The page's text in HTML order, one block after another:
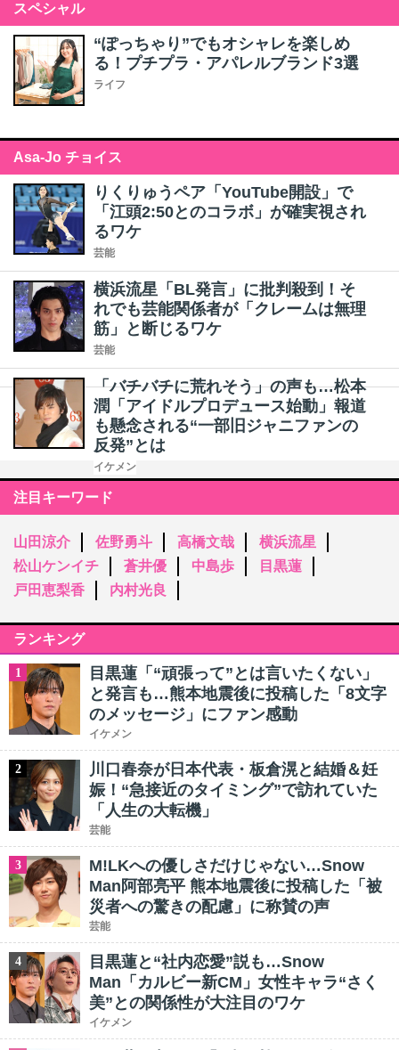
スペシャル
“ぽっちゃり”でもオシャレを楽しめ
る！プチプラ・アパレルブランド3選
ライフ
Asa-Jo チョイス
りくりゅうペア「YouTube開設」で
「江頭2:50とのコラボ」が確実視され
るワケ
芸能
横浜流星「BL発言」に批判殺到！そ
れでも芸能関係者が「クレームは無理
筋」と断じるワケ
芸能
「バチバチに荒れそう」の声も…松本
潤「アイドルプロデュース始動」報道
も懸念される“一部旧ジャニファンの
反発”とは
イケメン
注目キーワード
山田涼介 佐野勇斗 高橋文哉
横浜流星
松山ケンイチ
蒼井優 中島歩
目黒蓮
戸田恵梨香
内村光良
ランキング
1
目黒蓮「“頑張って”とは言いたくない」
と発言も…熊本地震後に投稿した「8文字
のメッセージ」にファン感動
イケメン
2
川口春奈が日本代表・板倉滉と結婚＆妊
娠！“急接近のタイミング”で訪れていた
「人生の大転機」
芸能
3
M!LKへの優しさだけじゃない…Snow
Man阿部亮平 熊本地震後に投稿した「被
災者への驚きの配慮」に称賛の声
芸能
4
目黒蓮と“社内恋愛”説も…Snow
Man「カルビー新CM」女性キャラ“さく
美”との関係性が大注目のワケ
イケメン